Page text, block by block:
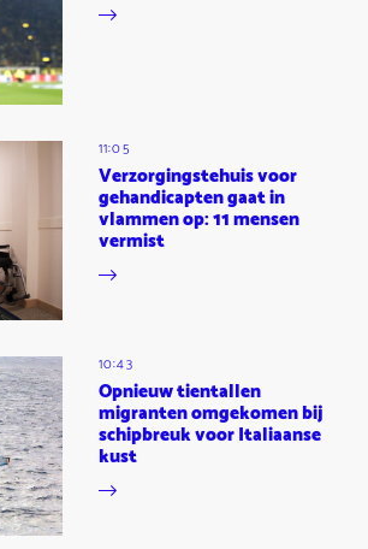
11:05
Verzorgingstehuis voor
gehandicapten gaat in
vlammen op: 11 mensen
vermist
10:43
Opnieuw tientallen
migranten omgekomen bij
schipbreuk voor Italiaanse
kust